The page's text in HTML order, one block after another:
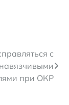
с
навязчивыми
при ОКР